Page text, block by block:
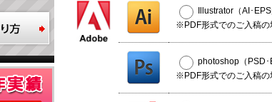
Illustrator（AI･EPS
※PDF形式でのご入稿の
photoshop（PSD･
※PDF形式でのご入稿の